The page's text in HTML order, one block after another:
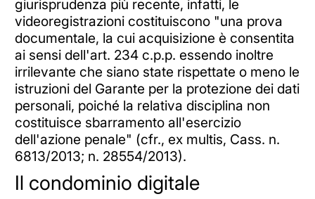
giurisprudenza più recente, infatti, le
videoregistrazioni costituiscono "una prova
documentale, la cui acquisizione è consentita
ai sensi dell'art. 234 c.p.p. essendo inoltre
irrilevante che siano state rispettate o meno le
istruzioni del Garante per la protezione dei dati
personali, poiché la relativa disciplina non
costituisce sbarramento all'esercizio
dell'azione penale" (cfr., ex multis, Cass. n.
6813/2013; n. 28554/2013).
Il condominio digitale